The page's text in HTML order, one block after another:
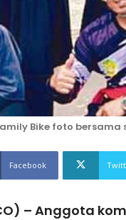
Bike foto bersama
Facebook
– Anggota